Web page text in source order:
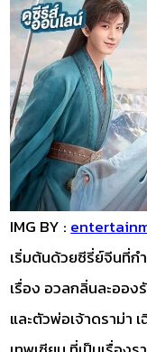
IMG BY :
เริ่มต้นด้วยซีรี่ย์จีนที่
เรื่อง อวลกลิ่นละออ
และตัวพ่อเจ้าดราม่า